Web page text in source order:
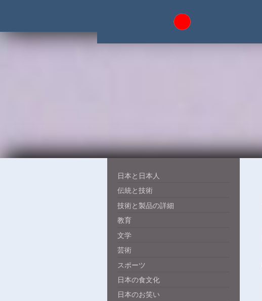
日本と日本人
伝統と技術
技術と製品の詳細
教育
文学
芸術
スポーツ
日本の食文化
日本のお笑い